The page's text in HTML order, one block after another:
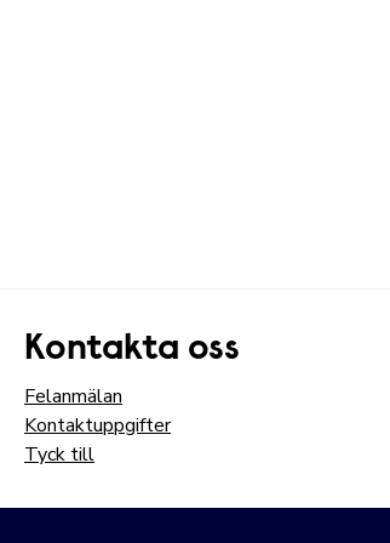
Kontakta oss
Felanmälan
Kontaktuppgifter
Tyck till